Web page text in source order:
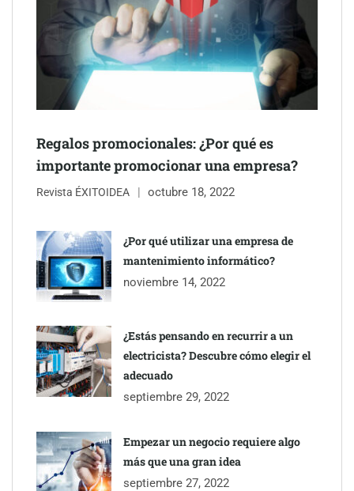
NOVA: innovación y diseño que transforman espacios de la
mano de Tormo Franquicias
Eagle Waterproofing recomienda revisar la
impermeabilización de las viviendas antes de las vacaciones
Regalos promocionales: ¿Por qué es
importante promocionar una empresa?
Revista ÉXITOIDEA octubre 18, 2022
¿Por qué utilizar una empresa de
mantenimiento informático?
noviembre 14, 2022
¿Estás pensando en recurrir a un
electricista? Descubre cómo elegir el
adecuado
septiembre 29, 2022
Empezar un negocio requiere algo
más que una gran idea
septiembre 27, 2022